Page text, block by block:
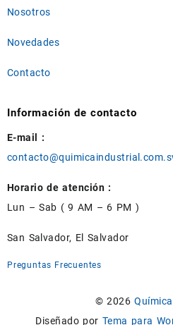
Nosotros
Novedades
Contacto
Información de contacto
E-mail :
Horario de atención :
Lun – Sab ( 9 AM – 6 PM )
San Salvador, El Salvador
Preguntas Frecuentes
© 2026
Diseñado por Tema para